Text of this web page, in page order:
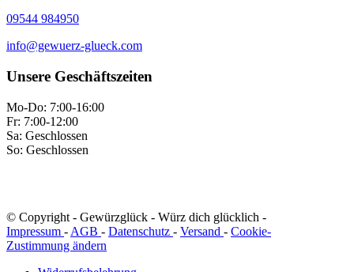
09544 984950
info@gewuerz-glueck.com
Unsere Geschäftszeiten
Mo-Do: 7:00-16:00
Fr: 7:00-12:00
Sa: Geschlossen
So: Geschlossen
© Copyright - Gewürzglück - Würz dich glücklich -
Impressum - AGB - Datenschutz - Versand - Cookie-
Zustimmung ändern